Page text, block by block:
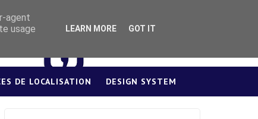
DE LOCALISATION DESIGN SYSTEM
agent
usage
LEARN MORE GOT IT